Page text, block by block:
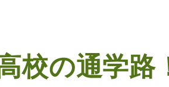
校の通学路